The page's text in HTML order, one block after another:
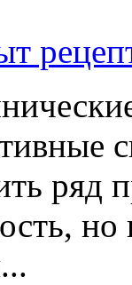
ряд